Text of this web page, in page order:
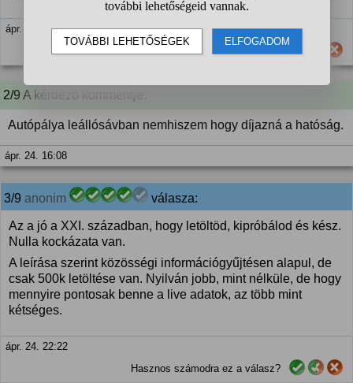
ápr. 24. 16:06
Hasznos számodra ez a válasz?
2/9 A kérdező kommentje:
Autópálya leállósávban nemhiszem hogy díjazná a hatóság.
ápr. 24. 16:08
3/9 anonim válasza:
Az a jó a XXI. században, hogy letöltöd, kipróbálod és kész.
Nulla kockázata van.
A leírása szerint közösségi információgyűjtésen alapul, de
csak 500k letöltése van. Nyilván jobb, mint nélküle, de hogy
mennyire pontosak benne a live adatok, az több mint
kétséges.
ápr. 24. 22:22
Hasznos számodra ez a válasz?